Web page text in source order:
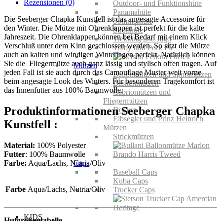
Outdoor- und Funktionshüte
Panamahüte
Sommerhüte
Strohhüte
Trekking und Jagd
Trilby und Pork Pie
Mützen
Ballonmützen und Sportmützen
Baskenmützen
Cabriomützen und
Fliegermützen
Docker
Elbsegler und Prinz Heinrich
Mützen
Strickmützen
Caps
Baseball Caps
Kuba Caps
Trucker Caps
KIDS
Rezensionen (0)
Die Seeberger Chapka Kunstfell ist das angesagte Accessoire für
den Winter. Die Mütze mit Ohrenklappen ist perfekt für die kalte
Jahreszeit. Die Ohrenklappen können bei Bedarf mit einem Klick
Verschluß unter dem Kinn geschlossen werden. So sitzt die Mütze
auch an kalten und windigen Wintertagen perfekt. Natürlich können
Sie die Fliegermütze auch ganz lässig und stylisch offen tragen. Auf
jeden Fall ist sie auch durch das Camouflage Muster weit vorne
beim angesagte Look des Winters. Für besonderen Tragekomfort ist
das Innenfutter aus 100% Baumwolle.
Produktinformationen Seeberger Chapka
Kunstfell :
Material: 100% Polyester
Futter: 100% Baumwolle
Farbe: Aqua/Lachs, Nutria/Oliv
Farbe Aqua/Lachs, Nutria/Oliv